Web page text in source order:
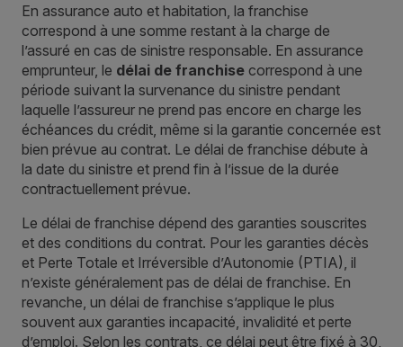
En assurance auto et habitation, la franchise
correspond à une somme restant à la charge de
l’assuré en cas de sinistre responsable. En assurance
emprunteur, le délai de franchise correspond à une
période suivant la survenance du sinistre pendant
laquelle l’assureur ne prend pas encore en charge les
échéances du crédit, même si la garantie concernée est
bien prévue au contrat. Le délai de franchise débute à
la date du sinistre et prend fin à l’issue de la durée
contractuellement prévue.
Le délai de franchise dépend des garanties souscrites
et des conditions du contrat. Pour les garanties décès
et Perte Totale et Irréversible d’Autonomie (PTIA), il
n’existe généralement pas de délai de franchise. En
revanche, un délai de franchise s’applique le plus
souvent aux garanties incapacité, invalidité et perte
d’emploi. Selon les contrats, ce délai peut être fixé à 30,